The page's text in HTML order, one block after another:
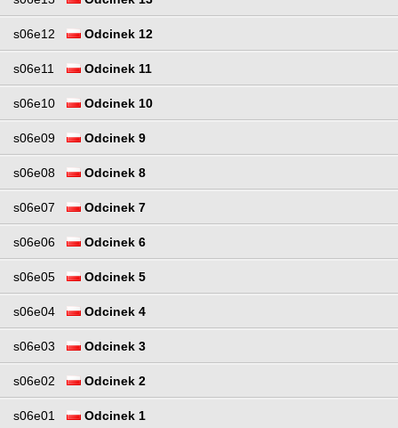
s06e12 Odcinek 12
s06e11 Odcinek 11
s06e10 Odcinek 10
s06e09 Odcinek 9
s06e08 Odcinek 8
s06e07 Odcinek 7
s06e06 Odcinek 6
s06e05 Odcinek 5
s06e04 Odcinek 4
s06e03 Odcinek 3
s06e02 Odcinek 2
s06e01 Odcinek 1